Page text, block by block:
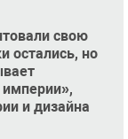
свою
остались, но
и дизайна